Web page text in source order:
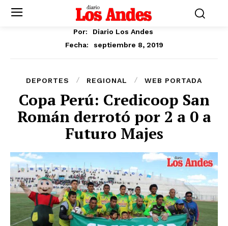
Por:
Diario Los Andes
Fecha:
septiembre 8, 2019
DEPORTES REGIONAL WEB PORTADA
Copa Perú: Credicoop San
Román derrotó por 2 a 0 a
Futuro Majes